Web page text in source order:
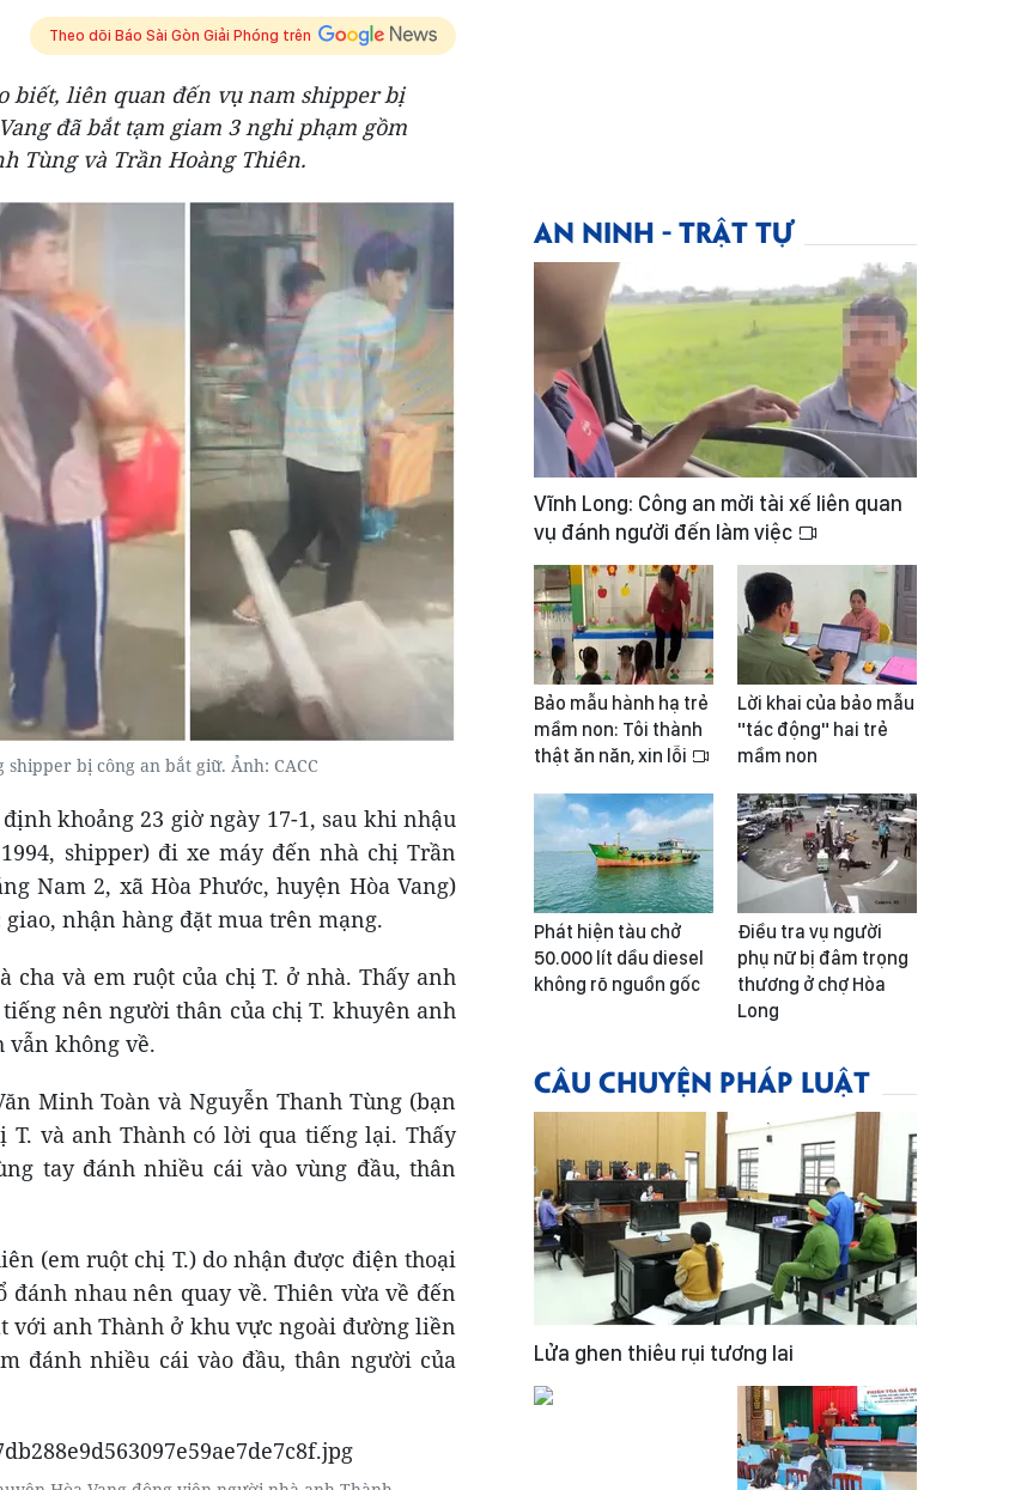
Theo dõi Báo Sài Gòn Giải Phóng trên
biết, liên quan đến vụ nam shipper bị
đã bắt tạm giam 3 nghi phạm gồm
Tùng và Trần Hoàng Thiên.
bị công an bắt giữ. Ảnh: CACC
khoảng 23 giờ ngày 17-1, sau khi nhậu
shipper) đi xe máy đến nhà chị Trần
Nam 2, xã Hòa Phước, huyện Hòa Vang)
nhận hàng đặt mua trên mạng.
cha và em ruột của chị T. ở nhà. Thấy anh
nên người thân của chị T. khuyên anh
vẫn không về.
Minh Toàn và Nguyễn Thanh Tùng (bạn
T. và anh Thành có lời qua tiếng lại. Thấy
tay đánh nhiều cái vào vùng đầu, thân
(em ruột chị T.) do nhận được điện thoại
đánh nhau nên quay về. Thiên vừa về đến
với anh Thành ở khu vực ngoài đường liền
đánh nhiều cái vào đầu, thân người của
AN NINH - TRẬT TỰ
Vĩnh Long: Công an mời tài xế liên quan
vụ đánh người đến làm việc
Bảo mẫu hành hạ trẻ
mầm non: Tôi thành
thật ăn năn, xin lỗi
Lời khai của bảo mẫu
"tác động" hai trẻ
mầm non
Phát hiện tàu chở
50.000 lít dầu diesel
không rõ nguồn gốc
Điều tra vụ người
phụ nữ bị đâm trọng
thương ở chợ Hòa
Long
CÂU CHUYỆN PHÁP LUẬT
Lửa ghen thiêu rụi tương lai